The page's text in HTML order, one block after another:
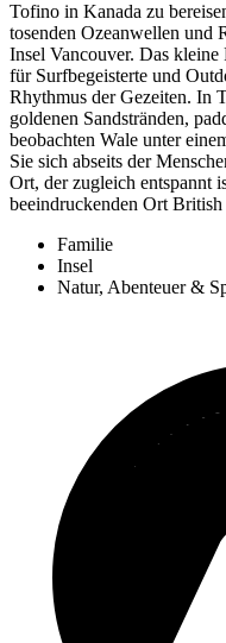
Tofino in Kanada zu
tosenden Ozeanwellen und
Insel Vancouver. Das
für Surfbegeisterte und
Rhythmus der Gezeiten. In
goldenen Sandstränden,
beobachten Wale unter
Sie sich abseits der
Ort, der zugleich entspannt
beeindruckenden Ort
Familie
Insel
Natur, Abenteuer &